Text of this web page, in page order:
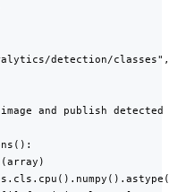
detection/
and publish detected